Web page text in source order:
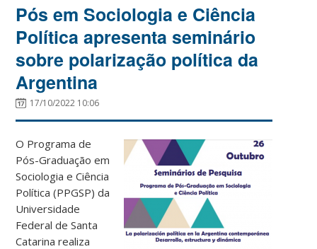
Pós em Sociologia e Ciência
Política apresenta seminário
sobre polarização política da
Argentina
17/10/2022 10:06
O Programa de
Pós-Graduação em
Sociologia e Ciência
Política (PPGSP) da
Universidade
Federal de Santa
Catarina realiza